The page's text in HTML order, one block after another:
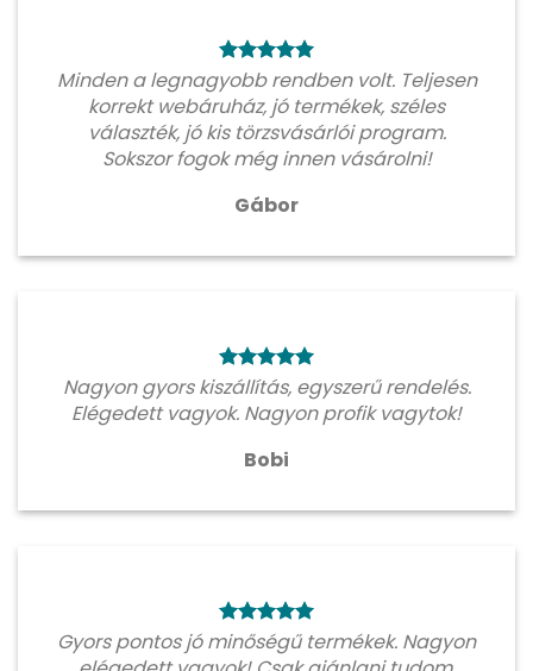
Minden a legnagyobb rendben volt. Teljesen
korrekt webáruház, jó termékek, széles
választék, jó kis törzsvásárlói program.
Sokszor fogok még innen vásárolni!
Gábor
Nagyon gyors kiszállítás, egyszerű rendelés.
Elégedett vagyok. Nagyon profik vagytok!
Bobi
Gyors pontos jó minőségű termékek. Nagyon